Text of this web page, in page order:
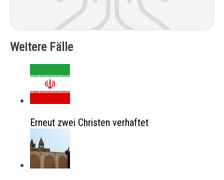
Weitere Fälle
Erneut zwei Christen verhaftet